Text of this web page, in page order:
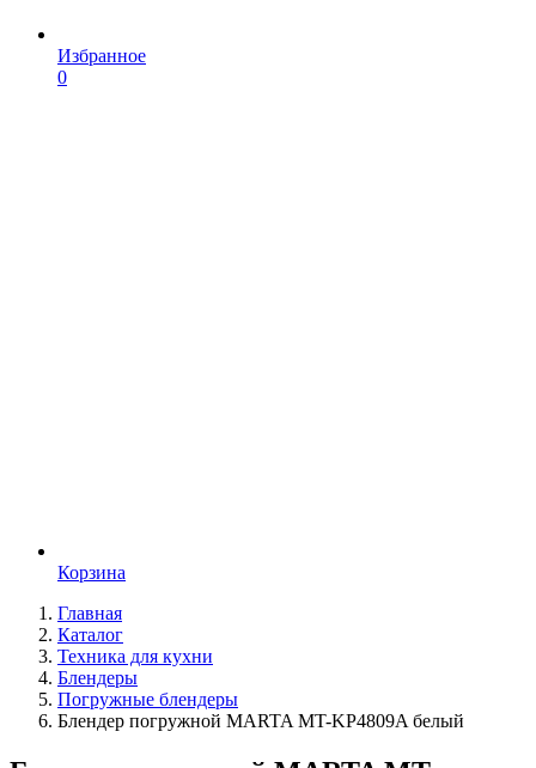
Избранное
0
Корзина
Главная
Каталог
Техника для кухни
Блендеры
Погружные блендеры
Блендер погружной MARTA MT-KP4809A белый